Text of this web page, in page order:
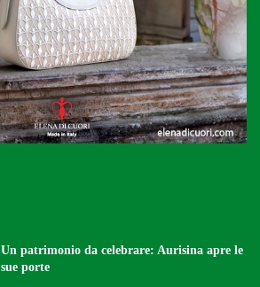
Un patrimonio da celebrare: Aurisina apre le
sue porte